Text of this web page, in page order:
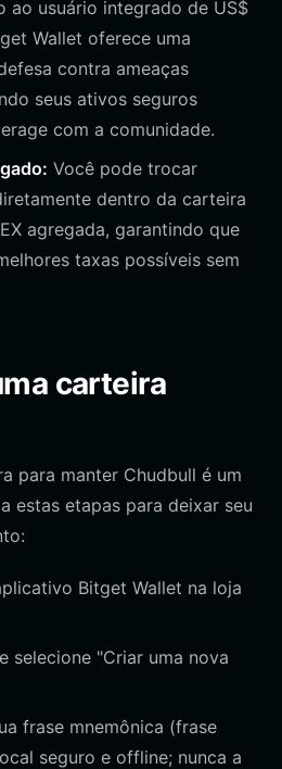
ao usuário integrado de US$
Wallet oferece uma
contra ameaças
seus ativos seguros
com a comunidade.
Você pode trocar
dentro da carteira
agregada, garantindo que
taxas possíveis sem
carteira
para manter Chudbull é um
estas etapas para deixar seu
Bitget Wallet na loja
selecione "Criar uma nova
frase mnemônica (frase
seguro e offline; nunca a